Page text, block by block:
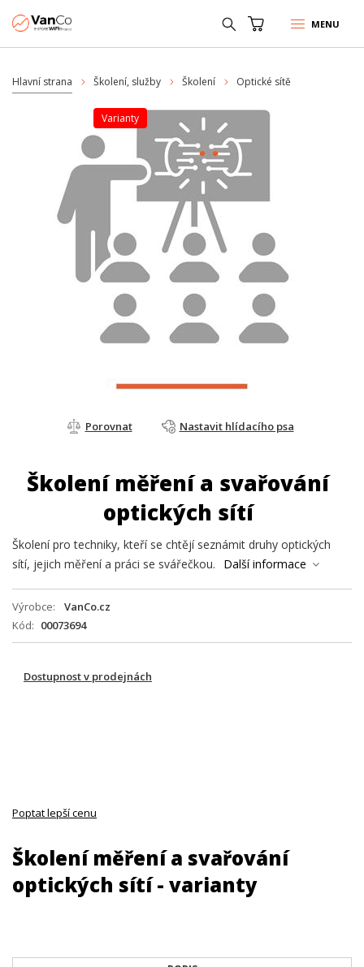
MENU
Hlavní strana Školení, služby Školení Optické sítě
varianty
Porovnat Nastavit hlídacího psa
Školení měření a svařování
optických sítí
Školení pro techniky, kteří se chtějí seznámit druhy optických
sítí, jejich měření a práci se svářečkou.
Další informace
Výrobce
VanCo.cz
Kód
00073694
Dostupnost v prodejnách
Poptat lepší cenu
Školení měření a svařování
optických sítí - varianty